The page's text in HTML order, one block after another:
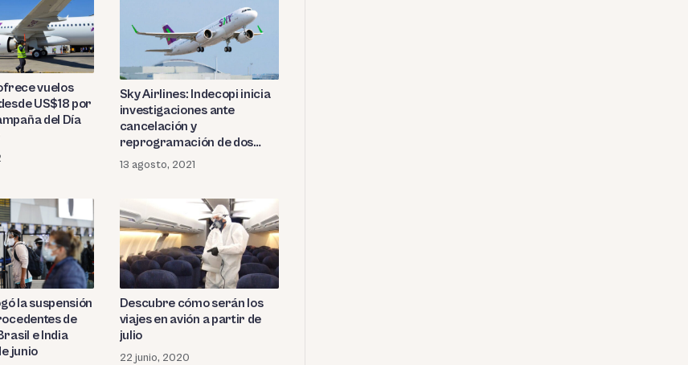
vuelos
US$18 por
del Día
Sky Airlines: Indecopi inicia
investigaciones ante
cancelación y
reprogramación de dos
vuelos Piura-Lima
13 agosto, 2021
la suspensión
de
e India
junio
Descubre cómo serán los
viajes en avión a partir de
julio
22 junio, 2020